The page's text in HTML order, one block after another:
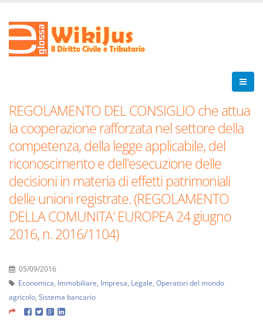
REGOLAMENTO DEL CONSIGLIO che attua
la cooperazione rafforzata nel settore della
competenza, della legge applicabile, del
riconoscimento e dell'esecuzione delle
decisioni in materia di effetti patrimoniali
delle unioni registrate. (REGOLAMENTO
DELLA COMUNITA' EUROPEA 24 giugno
2016, n. 2016/1104)
05/09/2016
Economica Immobiliare Impresa Legale Operatori del mondo
agricolo Sistema bancario